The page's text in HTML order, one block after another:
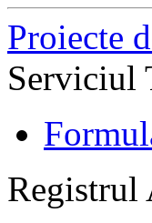
Proiecte
Serviciul
Registrul